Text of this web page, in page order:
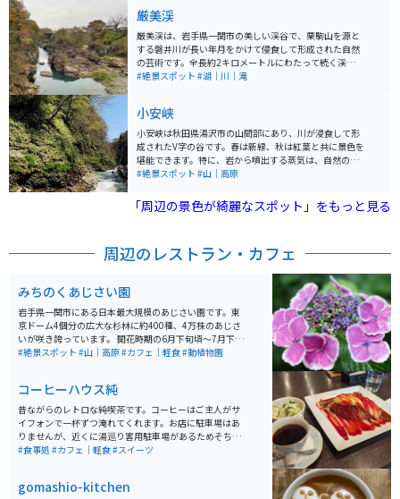
ので、休憩がてらに観光を楽しめるのでおすすめです。
厳美渓
厳美渓は、岩手県一関市の美しい渓谷で、栗駒山を源と
する磐井川が長い年月をかけて侵食して形成された自然
の芸術です。全長約2キロメートルにわたって続く渓谷
は、奇岩や深淵、甌穴（おうけつ）などが点在します。
滝見台から対岸の茶屋に向かって注文すると、ワイヤー
を使って団子が届けられるユニークな体験が楽しめま
す。また、遊歩道が整備されており、吊り橋から上流と
下流の異なる景観を楽しむことができます。春の新緑や
秋の紅葉シーズンは特に美しく、多くの観光客が訪れま
日を通して楽しむことができます。
#絶景スポット #湖｜川｜滝
小安峡
小安峡は秋田県湯沢市の山間部にあり、川が浸食して形
成されたV字の谷です。春は新緑、秋は紅葉と共に景色を
堪能できます。特に、岩から噴出する蒸気は、自然の雄
大さを肌で感じることができ、かなりのインパクトがあ
#絶景スポット #山｜高原
「周辺の景色が綺麗なスポット」をもっと見る
周辺のレストラン・カフェ
みちのくあじさい園
岩手県一関市にある日本最大規模のあじさい園です。東
京ドーム4個分の広大な杉林に約400種、4万株のあじさ
いが咲き誇っています。 開花時期の6月下旬頃～7月下旬
頃には「みちのくあじさいまつり」も開催され、毎年多
内にはキッチンカーやカフェなどが点在し休憩がてら利
用できます。 園内は山道となっており、舗装されており
ませんので、歩きやすい防水の靴などがオススメです。
運転手付きカートを利用して楽しむこともできます。
（有料、予約優先、4台のみ）所要時間約40分。お花好
#絶景スポット #山｜高原#カフェ｜軽食#動植物園
コーヒーハウス純
昔ながらのレトロな純喫茶です。コーヒーはご主人がサ
イフォンで一杯ずつ淹れてくれます。お店に駐車場はあ
りませんが、近くに湯巡り客用駐車場があるためそちら
に停めると徒歩でアクセスできます。メニューはナポリ
#食事処 #カフェ｜軽食#スイーツ
gomashio-kitchen